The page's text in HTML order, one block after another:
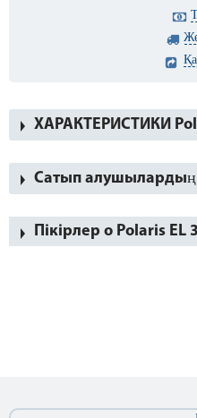
ХАРАКТЕРИСТИКИ
Сатып алушылардың
Пікірлер о Polaris EL